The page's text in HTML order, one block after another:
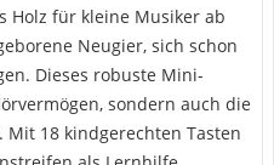
Holz für kleine Musiker ab
Neugier, sich schon
Dieses robuste Mini-
sondern auch die
18 kindgerechten Tasten